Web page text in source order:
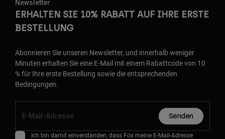
Newsletter
ERHALTEN SIE 10% RABATT AUF IHRE ERSTE
BESTELLUNG
Abonnieren Sie unseren Newsletter, und innerhalb weniger
Minuten erhalten Sie eine E-Mail mit einem Rabattcode von 10
% für Ihre erste Bestellung sowie die entsprechenden
Bedingungen.
Senden
Ich bin damit einverstanden, dass Fox meine E-Mail-Adresse